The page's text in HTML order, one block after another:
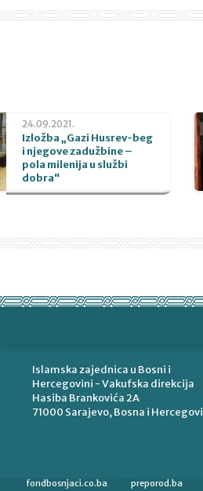
24.09.2021.
Izložba „Gazi Husrev-beg
i njegove zadužbine –
pola milenija u službi
dobra“
Islamska zajednica u Bosni i
Hercegovini - Vakufska direkcija
Hasiba Brankovića 2A
71000 Sarajevo, Bosna i
fondbosnjaci.co.ba preporod.ba